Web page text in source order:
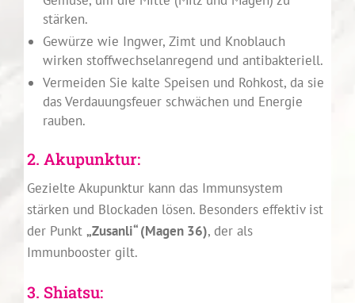
stärken.
Gewürze wie Ingwer, Zimt und Knoblauch
wirken stoffwechselanregend und antibakteriell.
Vermeiden Sie kalte Speisen und Rohkost, da sie
das Verdauungsfeuer schwächen und Energie
rauben.
2. Akupunktur:
Gezielte Akupunktur kann das Immunsystem
stärken und Blockaden lösen. Besonders effektiv ist
der Punkt „Zusanli“ (Magen 36), der als
Immunbooster gilt.
3. Shiatsu: